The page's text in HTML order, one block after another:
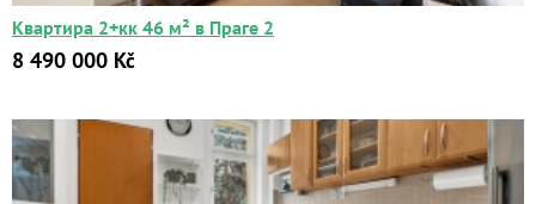
Квартира 2+кк 46 м² в Праге 2
8 490 000 Kč